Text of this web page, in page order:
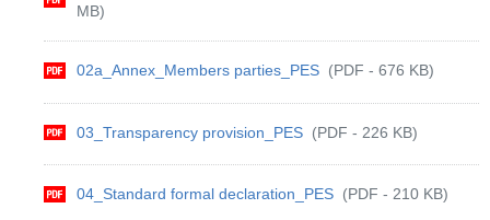
MB)
02a_Annex_Members parties_PES (PDF - 676 KB)
03_Transparency provision_PES (PDF - 226 KB)
04_Standard formal declaration_PES (PDF - 210 KB)